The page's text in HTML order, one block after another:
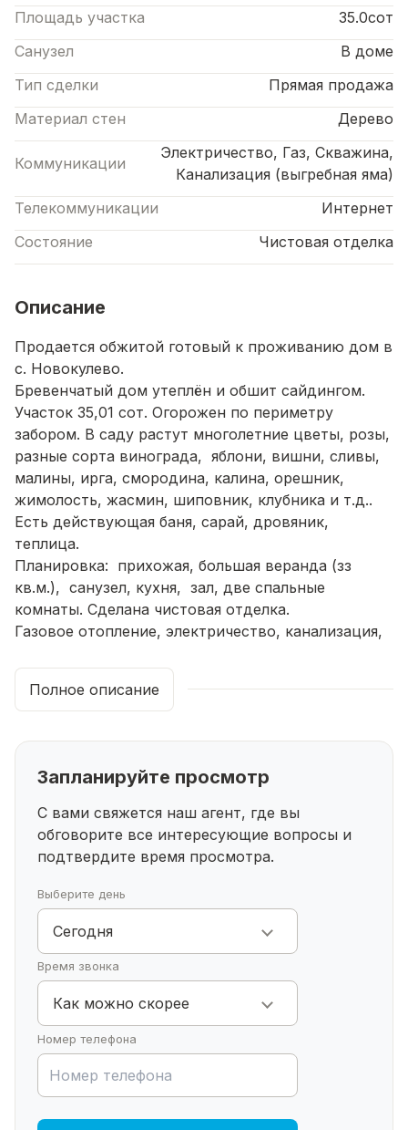
Площадь участка
35.0сот
Санузел
В доме
Тип сделки
Прямая продажа
Материал стен
Дерево
Коммуникации
Электричество, Газ, Скважина,
Канализация (выгребная яма)
Телекоммуникации
Интернет
Состояние
Чистовая отделка
Описание
Продается обжитой готовый к проживанию дом в
с. Новокулево.
Бревенчатый дом утеплён и обшит сайдингом.
Участок 35,01 сот. Огорожен по периметру
забором. В саду растут многолетние цветы, розы,
разные сорта винограда, яблони, вишни, сливы,
малины, ирга, смородина, калина, орешник,
жимолость, жасмин, шиповник, клубника и т.д..
Есть действующая баня, сарай, дровяник,
теплица.
Планировка: прихожая, большая веранда (зз
кв.м.), санузел, кухня, зал, две спальные
комнаты. Сделана чистовая отделка.
Газовое отопление, электричество, канализация,
для бани и полива огорода) - всё что нужно для
комфортной жизни.
Приобрести дом возможно как за наличный
Понравился дом? Звоните, записывайтесь на
просмотр по номеру указанному в объявлении.
Успейте приобрести для своей семьи хороший
дом.
Полное описание
Запланируйте просмотр
С вами свяжется наш агент, где вы
обговорите все интересующие вопросы и
подтвердите время просмотра.
Выберите день
Сегодня
Время звонка
Как можно скорее
Номер телефона